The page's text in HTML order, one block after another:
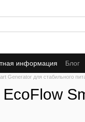
информация Блог
Generator для стабильного